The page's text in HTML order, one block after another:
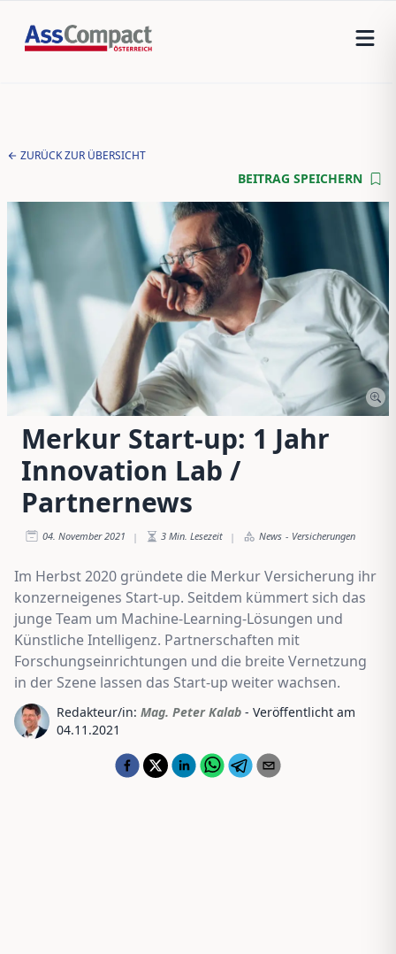
ZURÜCK ZUR ÜBERSICHT
BEITRAG SPEICHERN
Merkur Start-up: 1 Jahr
Innovation Lab /
Partnernews
04. November 2021 | 3 Min. Lesezeit | News - Versicherungen
Im Herbst 2020 gründete die Merkur Versicherung ihr
konzerneigenes Start-up. Seitdem kümmert sich das
junge Team um Machine-Learning-Lösungen und
Künstliche Intelligenz. Partnerschaften mit
Forschungseinrichtungen und die breite Vernetzung
in der Szene lassen das Start-up weiter wachsen.
Redakteur/in: Mag. Peter Kalab - Veröffentlicht am
04.11.2021